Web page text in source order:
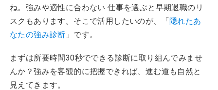
ね。強みや適性に合わない 仕事を選ぶと早期退職のリ
スクもあります。そこで活用したいのが、「隠れたあ
なたの強み診断 」です。
まずは所要時間30秒でできる診断に取り組んでみませ
んか？強みを客観的に把握できれば、進む道も自然と
見えてきます。